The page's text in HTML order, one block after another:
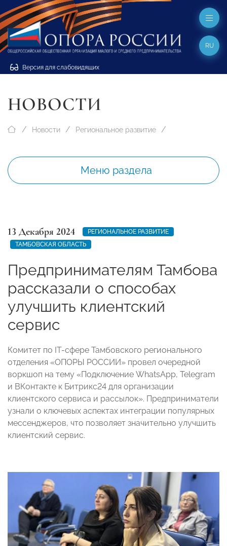
Версия для слабовидящих
RU
НОВОСТИ
Новости Региональное развитие
Меню раздела
13 Декабря 2024
РЕГИОНАЛЬНОЕ РАЗВИТИЕ
ТАМБОВСКАЯ ОБЛАСТЬ
Предпринимателям Тамбова
рассказали о способах
улучшить клиентский
сервис
Комитет по IT-сфере Тамбовского регионального
отделения «ОПОРЫ РОССИИ» провел очередной
воркшоп на тему «Подключение WhatsApp, Telegram
и ВКонтакте к Битрикс24 для организации
клиентского сервиса и рассылок». Предприниматели
узнали о ключевых аспектах интеграции популярных
мессенджеров, что позволяет значительно улучшить
клиентский сервис.